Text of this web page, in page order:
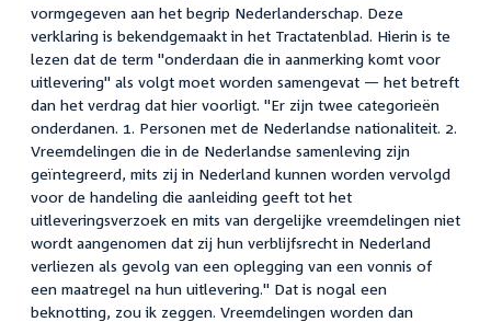
vormgegeven aan het begrip Nederlanderschap. Deze
verklaring is bekendgemaakt in het Tractatenblad. Hierin is te
lezen dat de term "onderdaan die in aanmerking komt voor
uitlevering" als volgt moet worden samengevat — het betreft
dan het verdrag dat hier voorligt. "Er zijn twee categorieën
onderdanen. 1. Personen met de Nederlandse nationaliteit. 2.
Vreemdelingen die in de Nederlandse samenleving zijn
geïntegreerd, mits zij in Nederland kunnen worden vervolgd
voor de handeling die aanleiding geeft tot het
uitleveringsverzoek en mits van dergelijke vreemdelingen niet
wordt aangenomen dat zij hun verblijfsrecht in Nederland
verliezen als gevolg van een oplegging van een vonnis of
een maatregel na hun uitlevering." Dat is nogal een
beknotting, zou ik zeggen. Vreemdelingen worden dan